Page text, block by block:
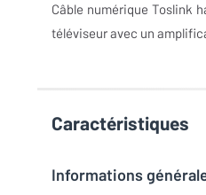
Câble numérique Toslink
téléviseur avec un
Caractéristiques
Informations